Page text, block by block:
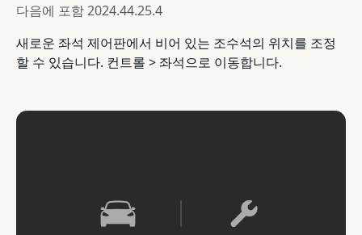
다음에 포함2024.44.25.4
새로운 좌석 제어판에서 비어 있는 조수석의 위치를 조정
할 수 있습니다. 컨트롤 > 좌석으로 이동합니다.